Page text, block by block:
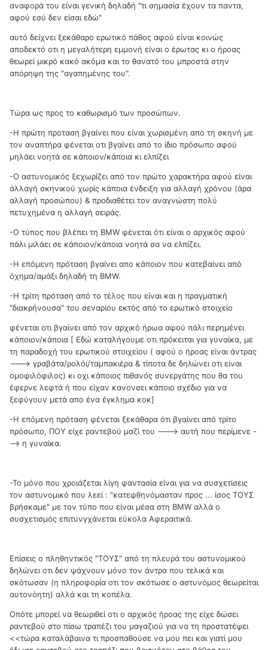
αναφορά του είναι γενική δηλαδή "τι σημασία έχουν τα παντα,
αφού εσύ δεν είσαι εδώ"
αυτό δείχνει ξεκάθαρο ερωτικό πάθος αφού είναι κοινώς
αποδεκτό οτι η μεγαλήτερη εμμονή είναι ο έρωτας κι ο ήροας
θεωρεί μικρό κακό ακόμα και το θανατό του μπροστά στην
απόρηψη της "αγαπημένης του".
Τώρα ως προς το καθωρισμό των προσώπων.
-Η πρώτη προταση βγαίνει που είναι χωρισμένη απο τη σκηνή με
τον αναπτήρα φένεται οτι βγαίνει από το ίδιο πρόσωπο αφού
μηλάει νοητά σε κάποιον/κάποια κι ελπίζει
-Ο αστυνομικός ξεχωρίζει από τον πρώτο χαρακτήρα αφού είναι
άλλαγή σκηνικού χωρίς κάποια ένδειξη για αλλαγή χρόνου (άρα
αλλαγή προσώπου) & προδιαθέτει τον αναγνώστη πολύ
πετυχημένα η αλλαγή σειράς.
-Ο τύπος που βλέπει τη BMW φένεται ότι είναι ο αρχικός αφού
πάλι μιλάει σε κάποιον/κάποια νοητά σα να ελπίζει.
-Η επόμενη πρόταση βγαίνει απο κάποιον που κατεβαίνει από
όχημα/αμάξι δηλαδή τη BMW.
-Η τρίτη πρόταση από το τέλος που είναι και η πραγματική
"διακρήνουσα" του σεναρίου εκτός από το ερωτικό στοιχείο
φένεται οτι βγαίνει από τον αρχικό ήρωα αφού πάλι περημένει
κάποιον/κάποια [ Εδώ καταλήγουμε οτι πρόκειται για γυναίκα, με
τη παραδοχή του ερωτικού στοιχείου ( αφού ο ήροας είναι άντρας
---> γραβάτα/ρολόι/ταμπακιέρα & τίποτα δε δηλώνει οτι είναι
ομοφιλόφιλος) κι οχι κάποιος πιθανός συνεργάτης που θα του
έφερνε λεφτά ή που είχαν κανονσει κάποιο σχέδιο για να
ξεφύγουν μετά απο ένα έγκλημα κοκ]
-Η επόμενη πρόταση φένεται ξεκάθαρα ότι βγαίνει από τρίτο
πρόσωπο, ΠΟΥ είχε ραντεβού μαζί του ---> αυτή που περίμενε -
--> η γυναίκα.
-Το μόνο που χροιάζεται λίγη φαντασία είναι για να συσχετίσεις
τον αστυνομικό που λεεί : "κατεφθηνόμασταν προς ... ίσος ΤΟΥΣ
βρήσκαμε" με τον τύπο που είναι μέσα στη ΒΜW αλλά ο
συσχετισμός επιτυνγχάνεται εύκολα Αφεραιτικά.
Επίσεις ο πληθηντικός "ΤΟΥΣ" από τη πλευρά του αστυνομικού
δηλώνει οτι δεν ψάχνουν μόνο τον άντρα που τελικά και
σκότωσαν (η πληροφορία οτι τον σκότωσε ο αστυνόμος θεωρείται
αυτονόητη) αλλά και τη κοπέλα.
Οπότε μπορεί να θεωριθεί οτι ο αρχικός ήροας της είχε δώσει
ραντεβού στο πίσω τραπέζι του μαγαζιού για να τη προστατέψει
<<τώρα καταλάβαινα τι προσπαθούσε να μου πει και γιατί μου